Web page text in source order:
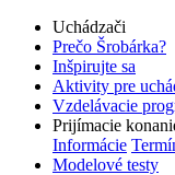
Uchádzači
Prečo Šrobárka?
Inšpirujte sa
Aktivity pre
Vzdelávacie
Prijímacie
Informácie
Modelové testy